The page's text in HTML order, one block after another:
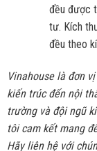
đều được
tư. Kích
đều theo
Vinahouse là đơn
kiến trúc đến nội
trường và đội ngũ
tôi cam kết mang
Hãy liên hệ với